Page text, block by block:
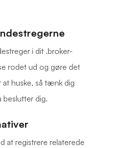
i dit .broker-
rodet ud og gøre det
huske, så tænk dig
beslutter dig.
at registrere relaterede